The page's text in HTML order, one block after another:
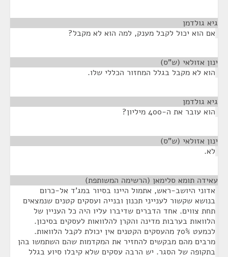
גיא גולדמן
אם הוא יכול לקבל מענק, למה הוא לא מקבל?
ינון אזולאי (ש"ס)
הוא לא מקבל בגלל המחזור הכללי שלו.
גיא גולדמן
הוא עובר את ה-400 מיליון?
ינון אזולאי (ש"ס)
לא.
עאידה תומא סלימאן (הרשימה המשותפת)
אדוני היושב-ראש, אתמול היינו בסיור במג'ד אל-כרום
בנושא שקשור לענייני תכנון ובנייה ועסקים קטנים שנמצאים
תחת צווים. אחד הדברים שדיברו עליו היה כל העניין של
הלוואות בערבות מדינה והקרן להלוואות לעסקים בסיכון.
לכמעט 70% מהעסקים הקטנים אין יכולת לקבל הלוואות.
מרבים מהם מבקשים להחזיר את המקדמות שהם השתמשו בהן
בתקופה של הסגר. יש הרבה עסקים שלא קיבלו סיוע בגלל